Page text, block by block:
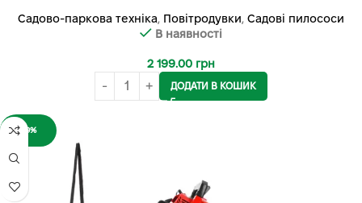
Садово-паркова техніка, Повітродувки, Садові пилососи
В наявності
2 199.00 грн
ДОДАТИ В КОШИК
-9%